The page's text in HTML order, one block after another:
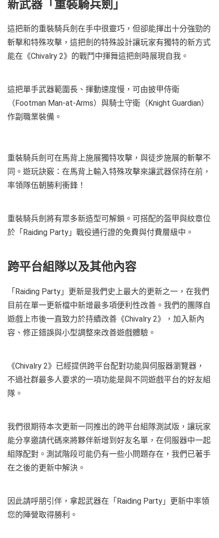
新武器「重裝騎兵劍」
這把新的重裝騎兵劍在手中很靈巧，但卻能揮出十分強勁的
斬擊和特殊攻擊，這把劍的特殊設計讓玩家有獨特的新方式
能在《Chivalry 2》的戰鬥中揮舞這把劍時展現自我。
這把單手武器範圍長、揮動速度慢，可由披甲侍衛
（Footman Man-at-Arms）與騎士守衛（Knight Guardian）
作副職業裝備。
重裝騎兵劍可在馬背上施展獨特攻擊，與徒步施展的斬擊不
同。遊玩訣竅：在馬背上輸入特殊攻擊來讓武器保持在前，
率領隊伍朝勝利衝鋒！
重裝騎兵劍將有眾多新造型可解鎖。可搭配的盔甲與紋章位
於「Raiding Party」戰役通行證的免費與付費層級中。
跨平台組隊以及其他內容
「Raiding Party」更新是我們史上最大的更新之一，在我們
目前在單一更新檔中新增最多項便利性改善。我們的團隊自
遊戲上市後一直致力於持續改善《Chivalry 2》，加入新內
容、修正錯誤與小型調整來改善遊戲體驗。
《Chivalry 2》已經提供跨平台配對功能與伺服器瀏覽器，
不過社群最多人要求的一項功能是與不同遊戲平台的好友組
隊。
我們很期待本次更新一同推出的跨平台組隊測試版，讓玩家
能分享邀請代碼來將夥伴新增到好友名單，在伺服器中一起
組隊配對。測試階段可能仍有一些小問題存在，我們已著手
在之後的更新中解決。
因此請呼朋引伴，拿起武器在「Raiding Party」更新中率領
您的陣營取得勝利。